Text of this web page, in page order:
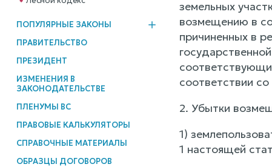
ПОПУЛЯРНЫЕ ЗАКОНЫ
ПРАВИТЕЛЬСТВО
ПРЕЗИДЕНТ
ИЗМЕНЕНИЯ В
ЗАКОНОДАТЕЛЬСТВЕ
ПЛЕНУМЫ ВС
ПРАВОВЫЕ КАЛЬКУЛЯТОРЫ
СПРАВОЧНЫЕ МАТЕРИАЛЫ
ОБРАЗЦЫ ДОГОВОРОВ
земельных
возмещению в
причиненных в
соответствии
2. Убытки
1)
1 настоящей